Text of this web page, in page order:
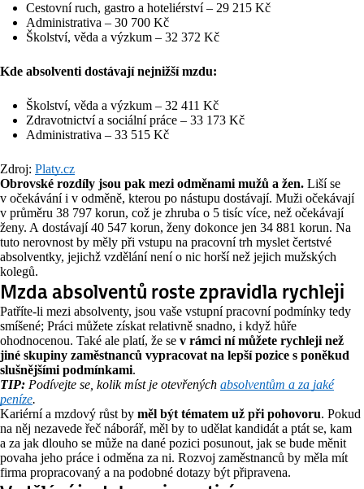
Cestovní ruch, gastro a hoteliérství – 29 215 Kč
Administrativa – 30 700 Kč
Školství, věda a výzkum – 32 372 Kč
Kde absolventi dostávají nejnižší mzdu:
Školství, věda a výzkum – 32 411 Kč
Zdravotnictví a sociální práce – 33 173 Kč
Administrativa – 33 515 Kč
Zdroj: Platy.cz
Obrovské rozdíly jsou pak mezi odměnami mužů a žen. Liší se
v očekávání i v odměně, kterou po nástupu dostávají. Muži očekávají
v průměru 38 797 korun, což je zhruba o 5 tisíc více, než očekávají
ženy. A dostávají 40 547 korun, ženy dokonce jen 34 881 korun. Na
tuto nerovnost by měly při vstupu na pracovní trh myslet čertstvé
absolventky, jejichž vzdělání není o nic horší než jejich mužských
kolegů.
Mzda absolventů roste zpravidla rychleji
Patříte-li mezi absolventy, jsou vaše vstupní pracovní podmínky tedy
smíšené; Práci můžete získat relativně snadno, i když hůře
ohodnocenou. Také ale platí, že se v rámci ní můžete rychleji než
jiné skupiny zaměstnanců vypracovat na lepší pozice s poněkud
slušnějšími podmínkami.
TIP: Podívejte se, kolik míst je otevřených absolventům a za jaké
peníze.
Kariérní a mzdový růst by měl být tématem už při pohovoru. Pokud
na něj nezavede řeč náborář, měl by to udělat kandidát a ptát se, kam
a za jak dlouho se může na dané pozici posunout, jak se bude měnit
povaha jeho práce i odměna za ni. Rozvoj zaměstnanců by měla mít
firma propracovaný a na podobné dotazy být připravena.